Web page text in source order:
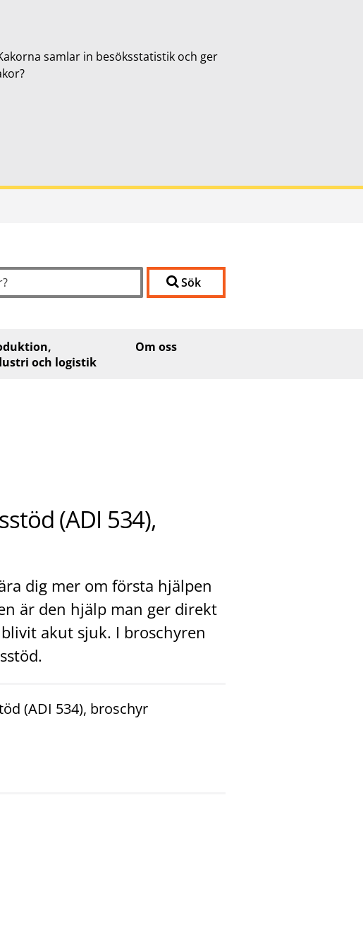
samlar in besöksstatistik och ger
Sök
och logistik
Om oss
(ADI 534),
dig mer om första hjälpen
är den hjälp man ger direkt
akut sjuk. I broschyren
(ADI 534), broschyr